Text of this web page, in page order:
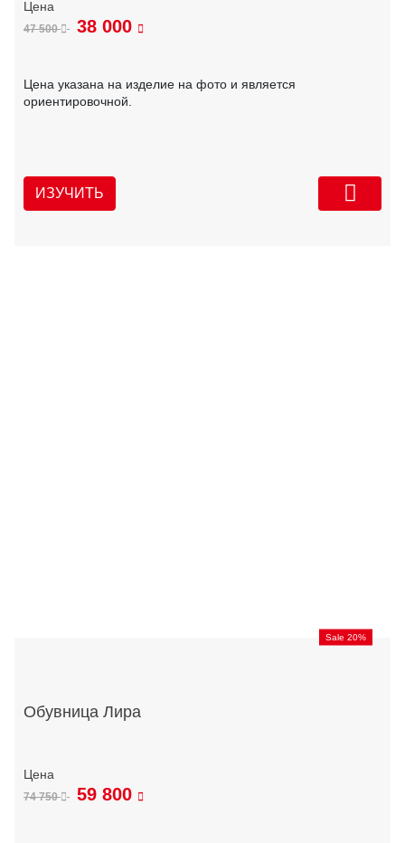
47 500 38 000
Цена указана на изделие на фото и является
ориентировочной.
ИЗУЧИТЬ
Sale 20%
Обувница Лира
74 750 59 800